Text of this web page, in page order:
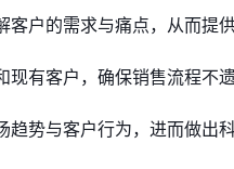
户的需求与痛点，从而提
有客户，确保销售流程不遗
势与客户行为，进而做出科